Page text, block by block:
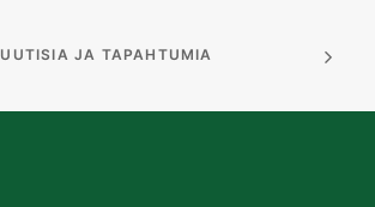
UUTISIA JA TAPAHTUMIA